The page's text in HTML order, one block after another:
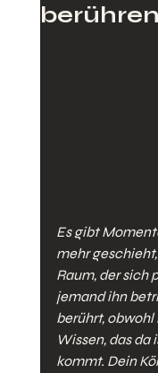
berühren
Es gibt
mehr
Raum, der sich
jemand ihn
berührt,
Wissen, das da
kommt. Dein